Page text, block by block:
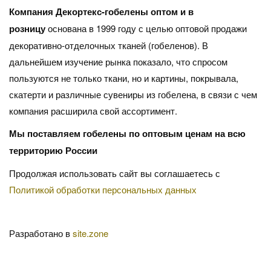
Компания Декортекс-гобелены оптом и в
розницуоснована в 1999 году с целью оптовой продажи
декоративно-отделочных тканей (гобеленов). В
дальнейшем изучение рынка показало, что спросом
пользуются не только ткани, но и картины, покрывала,
скатерти и различные сувениры из гобелена, в связи с чем
компания расширила свой ассортимент.
Мы поставляем гобелены по оптовым ценам на всю
территорию России
Продолжая использовать сайт вы соглашаетесь с
Политикой обработки персональных данных
Разработано вsite.zone